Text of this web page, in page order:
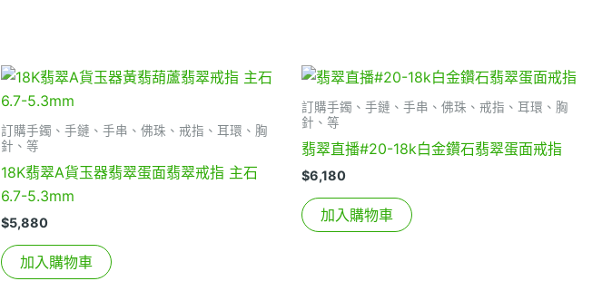
訂購手鐲、手鏈、手串、佛珠、戒指、耳環、胸
針、等
18K翡翠A貨玉器翡翠蛋面翡翠戒指 主石
6.7-5.3mm
$5,880
加入購物車
訂購手鐲、手鏈、手串、佛珠、戒指、耳環、胸
針、等
翡翠直播#20-18k白金鑽石翡翠蛋面戒指
$6,180
加入購物車